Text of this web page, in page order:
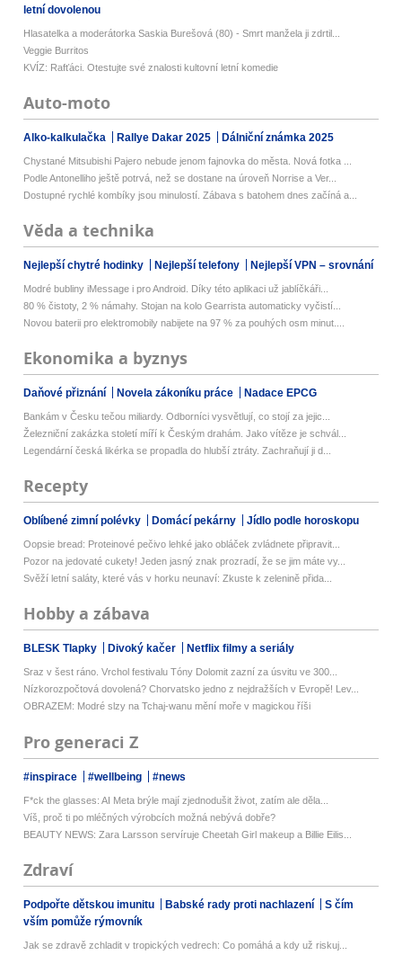
letní dovolenou
Hlasatelka a moderátorka Saskia Burešová (80) - Smrt manžela ji zdrtil...
Veggie Burritos
KVÍZ: Rafťáci. Otestujte své znalosti kultovní letní komedie
Auto-moto
Alko-kalkulačka Rallye Dakar 2025 Dálniční známka 2025
Chystané Mitsubishi Pajero nebude jenom fajnovka do města. Nová fotka ...
Podle Antonelliho ještě potrvá, než se dostane na úroveň Norrise a Ver...
Dostupné rychlé kombíky jsou minulostí. Zábava s batohem dnes začíná a...
Věda a technika
Nejlepší chytré hodinky Nejlepší telefony Nejlepší VPN – srovnání
Modré bubliny iMessage i pro Android. Díky této aplikaci už jablíčkáři...
80 % čistoty, 2 % námahy. Stojan na kolo Gearrista automaticky vyčistí...
Novou baterii pro elektromobily nabijete na 97 % za pouhých osm minut....
Ekonomika a byznys
Daňové přiznání Novela zákoníku práce Nadace EPCG
Bankám v Česku tečou miliardy. Odborníci vysvětlují, co stojí za jejic...
Železniční zakázka století míří k Českým drahám. Jako vítěze je schvál...
Legendární česká likérka se propadla do hlubší ztráty. Zachraňují ji d...
Recepty
Oblíbené zimní polévky Domácí pekárny Jídlo podle horoskopu
Oopsie bread: Proteinové pečivo lehké jako obláček zvládnete připravit...
Pozor na jedovaté cukety! Jeden jasný znak prozradí, že se jim máte vy...
Svěží letní saláty, které vás v horku neunaví: Zkuste k zelenině přida...
Hobby a zábava
BLESK Tlapky Divoký kačer Netflix filmy a seriály
Sraz v šest ráno. Vrchol festivalu Tóny Dolomit zazní za úsvitu ve 300...
Nízkorozpočtová dovolená? Chorvatsko jedno z nejdražších v Evropě! Lev...
OBRAZEM: Modré slzy na Tchaj-wanu mění moře v magickou říši
Pro generaci Z
#inspirace #wellbeing #news
F*ck the glasses: AI Meta brýle mají zjednodušit život, zatím ale děla...
Víš, proč ti po mléčných výrobcích možná nebývá dobře?
BEAUTY NEWS: Zara Larsson servíruje Cheetah Girl makeup a Billie Eilis...
Zdraví
Podpořte dětskou imunitu Babské rady proti nachlazení
S čím
vším pomůže rýmovník
Jak se zdravě zchladit v tropických vedrech: Co pomáhá a kdy už riskuj...